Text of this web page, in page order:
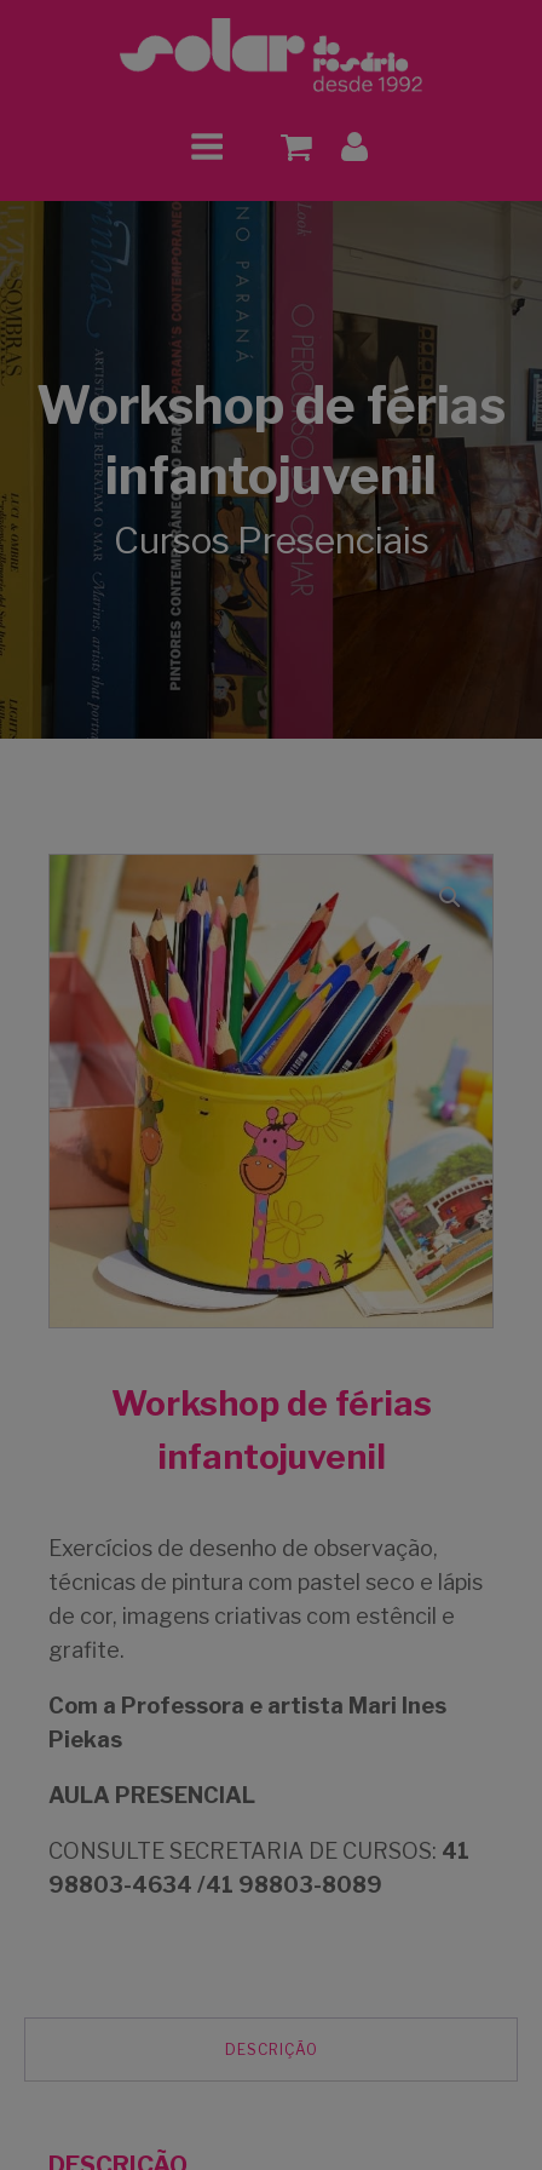
Workshop de férias
infantojuvenil
Cursos Presenciais
Workshop de férias
infantojuvenil
Exercícios de desenho de observação,
técnicas de pintura com pastel seco e lápis
de cor, imagens criativas com estêncil e
grafite.
Com a Professora e artista Mari Ines
Piekas
AULA PRESENCIAL
CONSULTE SECRETARIA DE CURSOS: 41
98803-4634 /41 98803-8089
DESCRIÇÃO